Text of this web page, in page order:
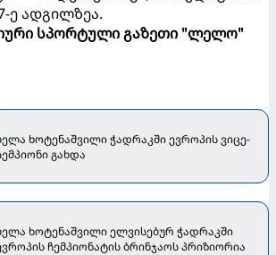
ე ადგილზეა.
სპორტული გაზეთი "ლელო"
ხოტენაშვილი ჭადრაკში ევროპის ვიცე-
გახდა
ხოტენაშვილი ელვისებურ ჭადრაკში
ჩემპიონატის ბრინჯაოს პრიზიორია